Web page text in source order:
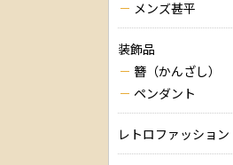
メンズ甚平
装飾品
簪（かんざし）
ペンダント
レトロファッション